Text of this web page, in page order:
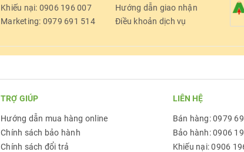
Khiếu nại: 0906 196 007
Marketing: 0979 691 514
Hướng dẫn giao nhận
Điều khoản dịch vụ
TRỢ GIÚP
Hướng dẫn mua hàng online
Chính sách bảo hành
Chính sách đổi trả
LIÊN HỆ
Bán hàng: 0979
Bảo hành: 0906
Khiếu nại: 0906